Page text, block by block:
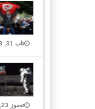
ئاب 31, 2018 Closed
تەموز 23, 2023 Closed